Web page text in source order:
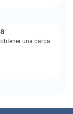
una barba